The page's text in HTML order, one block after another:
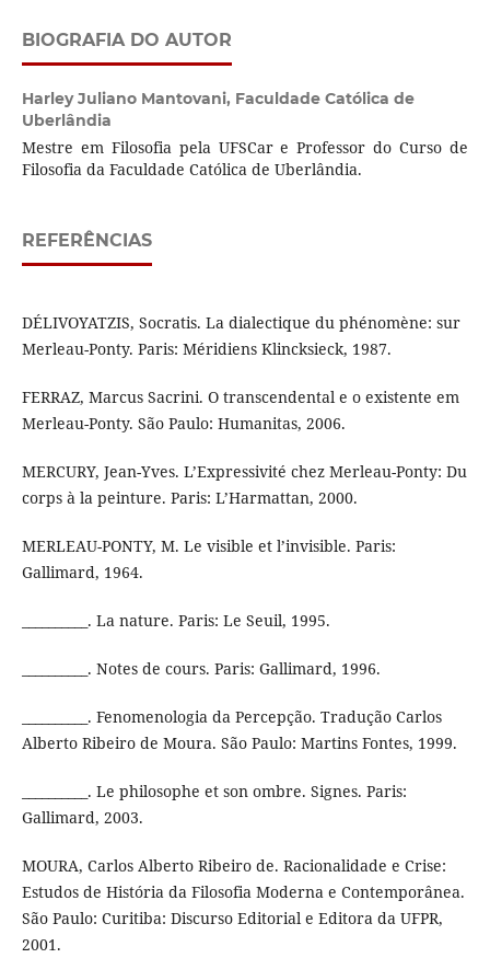
BIOGRAFIA DO AUTOR
Harley Juliano Mantovani, Faculdade Católica de
Uberlândia
Mestre em Filosofia pela UFSCar e Professor do Curso de
Filosofia da Faculdade Católica de Uberlândia.
REFERÊNCIAS
DÉLIVOYATZIS, Socratis. La dialectique du phénomène: sur
Merleau-Ponty. Paris: Méridiens Klincksieck, 1987.
FERRAZ, Marcus Sacrini. O transcendental e o existente em
Merleau-Ponty. São Paulo: Humanitas, 2006.
MERCURY, Jean-Yves. L’Expressivité chez Merleau-Ponty: Du
corps à la peinture. Paris: L’Harmattan, 2000.
MERLEAU-PONTY, M. Le visible et l’invisible. Paris:
Gallimard, 1964.
__________. La nature. Paris: Le Seuil, 1995.
__________. Notes de cours. Paris: Gallimard, 1996.
__________. Fenomenologia da Percepção. Tradução Carlos
Alberto Ribeiro de Moura. São Paulo: Martins Fontes, 1999.
__________. Le philosophe et son ombre. Signes. Paris:
Gallimard, 2003.
MOURA, Carlos Alberto Ribeiro de. Racionalidade e Crise:
Estudos de História da Filosofia Moderna e Contemporânea.
São Paulo: Curitiba: Discurso Editorial e Editora da UFPR,
2001.